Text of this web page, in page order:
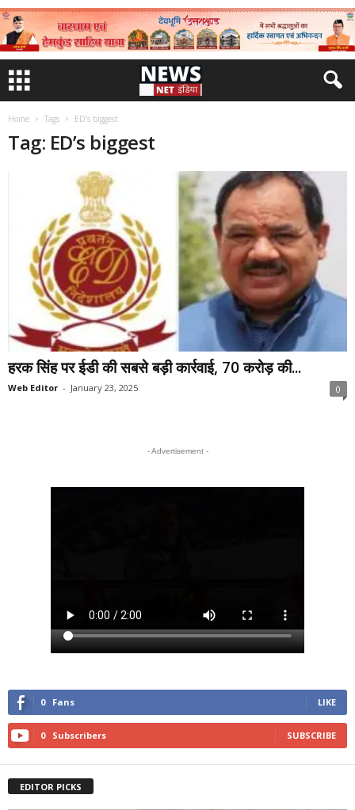
Home Tags ED’s biggest
Tag: ED’s biggest
हरक सिंह पर ईडी की सबसे बड़ी कार्रवाई, 70 करोड़ की...
Web Editor - January 23, 2025 0
- Advertisement -
0 Fans LIKE
0 Subscribers SUBSCRIBE
EDITOR PICKS